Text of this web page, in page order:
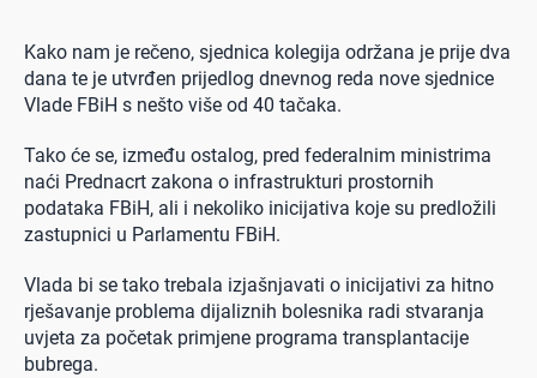
Kako nam je rečeno, sjednica kolegija održana je prije dva
dana te je utvrđen prijedlog dnevnog reda nove sjednice
Vlade FBiH s nešto više od 40 tačaka.
Tako će se, između ostalog, pred federalnim ministrima
naći Prednacrt zakona o infrastrukturi prostornih
podataka FBiH, ali i nekoliko inicijativa koje su predložili
zastupnici u Parlamentu FBiH.
Vlada bi se tako trebala izjašnjavati o inicijativi za hitno
rješavanje problema dijaliznih bolesnika radi stvaranja
uvjeta za početak primjene programa transplantacije
bubrega.